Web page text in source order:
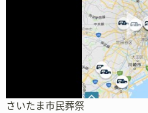
さいたま市民葬祭